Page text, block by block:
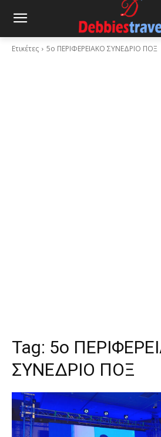
Ετικέτες 5ο ΠΕΡΙΦΕΡΕΙΑΚΟ ΣΥΝΕΔΡΙΟ ΠΟΞ
Tag: 5ο
ΣΥΝΕΔΡΙΟ ΠΟΞ